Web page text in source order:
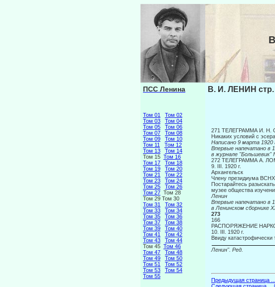
ПСС Ленина
Том 01
Том 02
Том 03
Том 04
Том 05
Том 06
Том 07
Том 08
Том 09
Том 10
Том 11
Том 12
Том 13
Том 14
Том 15 Том 16
Том 17
Том 18
Том 19
Том 20
Том 21
Том 22
Том 23
Том 24
Том 25
Том 26
Том 27 Том 28
Том 29 Том 30
Том 31
Том 32
Том 33
Том 34
Том 35
Том 36
Том 37
Том 38
Том 39
Том 40
Том 41
Том 42
Том 43
Том 44
Том 45 Том 46
Том 47
Том 48
Том 49
Том 50
Том 51
Том 52
Том 53
Том 54
Том 55
В. И. ЛЕНИН стр.
271 ТЕЛЕГРАММА И.
Никаких условий с
Написано 9 марта 1920
Впервые
в журнале "Большевик"
272 ТЕЛЕГРАММА А.
9. III. 1920 г.
Архангельск
Члену президиума
Постарайтесь
музее общества
Ленин
Впервые
в Ленинском сборнике
273
166
РАСПОРЯЖЕНИЕ
10. III. 1920 г.
Ввиду катастрофически
Ленин". Ред.
Предыдущая страница